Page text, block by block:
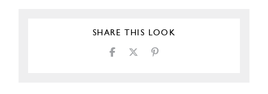
SHARE THIS LOOK